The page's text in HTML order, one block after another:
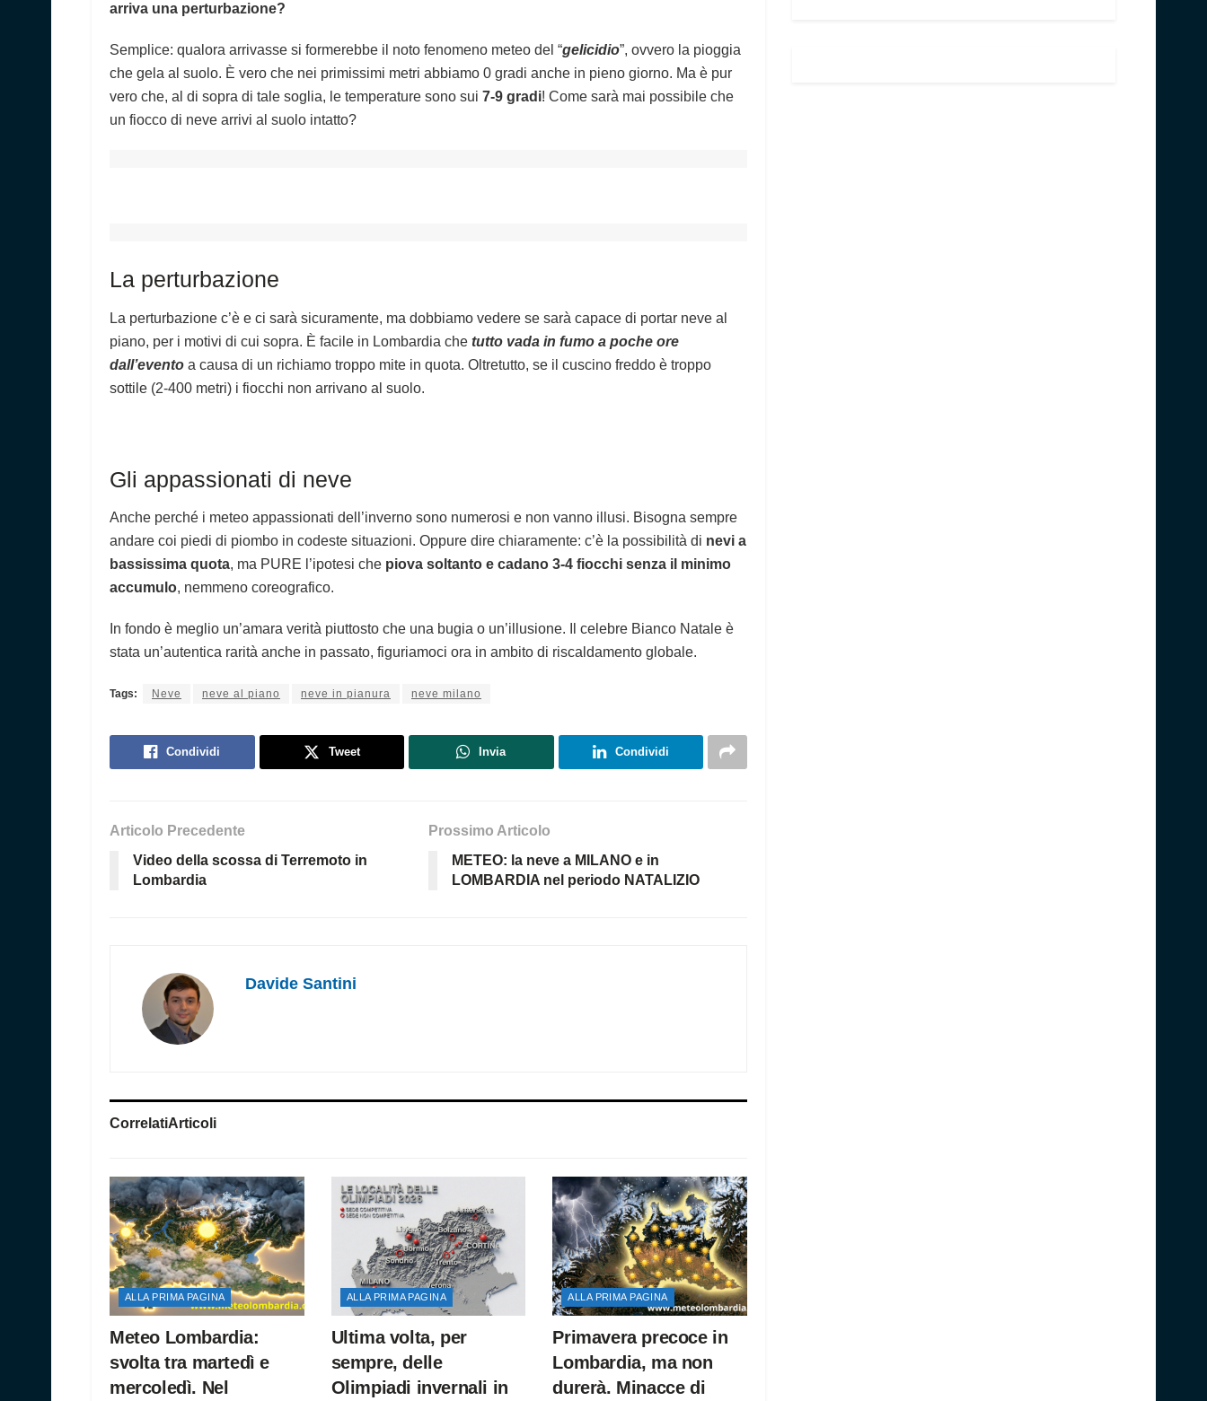
arriva una perturbazione?
Semplice: qualora arrivasse si formerebbe il noto fenomeno meteo del “gelicidio”, ovvero la pioggia
che gela al suolo. È vero che nei primissimi metri abbiamo 0 gradi anche in pieno giorno. Ma è pur
vero che, al di sopra di tale soglia, le temperature sono sui 7-9 gradi! Come sarà mai possibile che
un fiocco di neve arrivi al suolo intatto?
La perturbazione
La perturbazione c’è e ci sarà sicuramente, ma dobbiamo vedere se sarà capace di portar neve al
piano, per i motivi di cui sopra. È facile in Lombardia che tutto vada in fumo a poche ore
dall’evento a causa di un richiamo troppo mite in quota. Oltretutto, se il cuscino freddo è troppo
sottile (2-400 metri) i fiocchi non arrivano al suolo.
Gli appassionati di neve
Anche perché i meteo appassionati dell’inverno sono numerosi e non vanno illusi. Bisogna sempre
andare coi piedi di piombo in codeste situazioni. Oppure dire chiaramente: c’è la possibilità di nevi a
bassissima quota, ma PURE l’ipotesi che piova soltanto e cadano 3-4 fiocchi senza il minimo
accumulo, nemmeno coreografico.
In fondo è meglio un’amara verità piuttosto che una bugia o un’illusione. Il celebre Bianco Natale è
stata un’autentica rarità anche in passato, figuriamoci ora in ambito di riscaldamento globale.
Tags: Neve neve al piano neve in pianura neve milano
Condividi Tweet Invia Condividi
Articolo Precedente
Video della scossa di Terremoto in
Lombardia
Prossimo Articolo
METEO: la neve a MILANO e in
LOMBARDIA nel periodo NATALIZIO
Davide Santini
CorrelatiArticoli
ALLA PRIMA PAGINA
Meteo Lombardia:
svolta tra martedì e
mercoledì. Nel
ALLA PRIMA PAGINA
Ultima volta, per
sempre, delle
Olimpiadi invernali in
ALLA PRIMA PAGINA
Primavera precoce in
Lombardia, ma non
durerà. Minacce di